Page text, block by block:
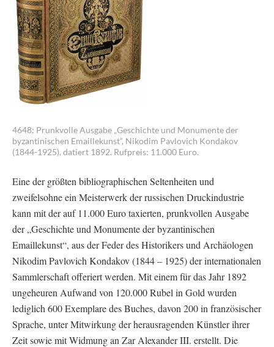
4648: Prunkvolle Ausgabe „Geschichte und Monumente der
byzantinischen Emaillekunst“, Nikodim Pavlovich Kondakov
(1844-1925), datiert 1892. Rufpreis: 11.000 Euro.
Eine der größten bibliographischen Seltenheiten und
zweifelsohne ein Meisterwerk der russischen Druckindustrie
kann mit der auf 11.000 Euro taxierten, prunkvollen Ausgabe
der „Geschichte und Monumente der byzantinischen
Emaillekunst“, aus der Feder des Historikers und Archäologen
Nikodim Pavlovich Kondakov (1844 – 1925) der internationalen
Sammlerschaft offeriert werden. Mit einem für das Jahr 1892
ungeheuren Aufwand von 120.000 Rubel in Gold wurden
lediglich 600 Exemplare des Buches, davon 200 in französischer
Sprache, unter Mitwirkung der herausragenden Künstler ihrer
Zeit sowie mit Widmung an Zar Alexander III. erstellt. Die